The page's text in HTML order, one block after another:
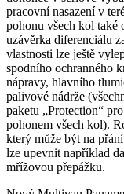
pracovní nasazení v
pohonu všech kol také
uzávěrka diferenciálu
vlastnosti lze ještě
spodního ochranného
nápravy, hlavního
palivové nádrže
paketu „Protection“
pohonem všech kol).
který může být na
lze upevnit například
mřížovou přepážku.